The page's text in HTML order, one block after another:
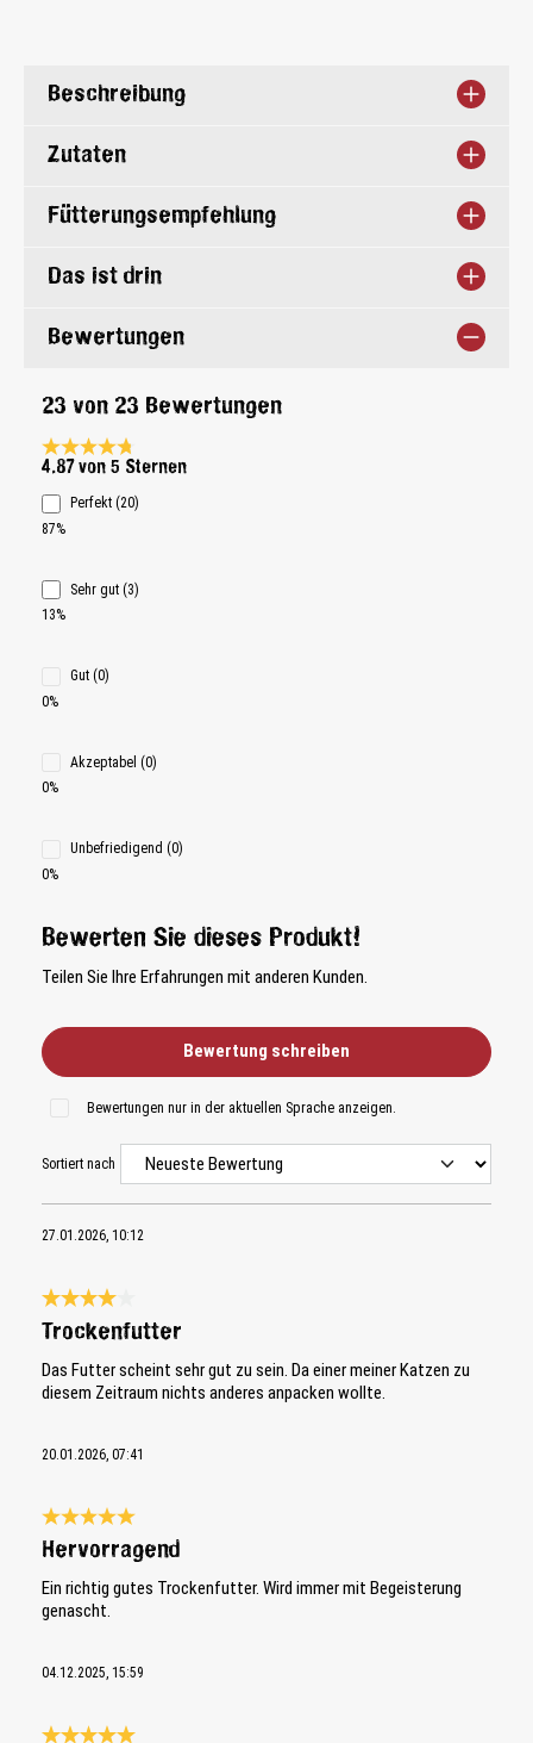
Beschreibung
Zutaten
Fütterungsempfehlung
Das ist drin
Bewertungen
23 von 23 Bewertungen
Durchschnittliche Bewertung 4.8 von 5 Sternen
4.87 von 5 Sternen
Perfekt (20)
87%
Sehr gut (3)
13%
Gut (0)
0%
Akzeptabel (0)
0%
Unbefriedigend (0)
0%
Bewerten Sie dieses Produkt!
Teilen Sie Ihre Erfahrungen mit anderen Kunden.
Bewertung schreiben
Bewertungen nur in der aktuellen Sprache anzeigen.
Sortiert nach
27.01.2026, 10:12
Bewertung mit 4 von 5 Sternen
Trockenfutter
Das Futter scheint sehr gut zu sein. Da einer meiner Katzen zu
diesem Zeitraum nichts anderes anpacken wollte.
20.01.2026, 07:41
Bewertung mit 5 von 5 Sternen
Hervorragend
Ein richtig gutes Trockenfutter. Wird immer mit Begeisterung
genascht.
04.12.2025, 15:59